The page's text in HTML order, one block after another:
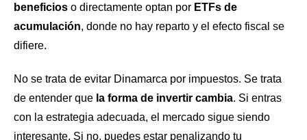
beneficios o directamente optan por ETFs de
acumulación, donde no hay reparto y el efecto fiscal se
difiere.
No se trata de evitar Dinamarca por impuestos. Se trata
de entender que la forma de invertir cambia. Si entras
con la estrategia adecuada, el mercado sigue siendo
interesante. Si no, puedes estar penalizando tu